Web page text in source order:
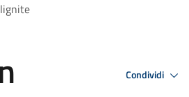
Condividi